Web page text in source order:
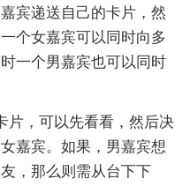
宾递送自己的卡片，然
个女嘉宾可以同时向多
一个男嘉宾也可以同时
，可以先看看，然后决
嘉宾。如果，男嘉宾想
，那么则需从台下下